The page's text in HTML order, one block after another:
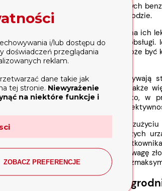
istotne jest porównanie opcji zasilanych
na efektywność pracy w ogrodzie.
ogrodniczych ze względu na ich
mobilności oraz łatwości
się na efektywną pracę. Wadą może
żywotnością, co sprawia, że bywają
glebogryzarki. Ich zaletą jest także
modelach tych maszyn. Ponadto, w
wyborem ze względu na ich
użytkowaniu, dzięki niższemu
może być ograniczeniem w lżejszych
od specyfiki pracy i preferencji
mobilność i łatwość obsługi są na wagę
i długotrwała wydajność mogą
silników w narzędziach
i/lub dostępu do
doświadczeń przeglądania
reklam.
dane takie jak
tej stronie. Niewyrażenie
na niektóre funkcje i
ZOBACZ PREFERENCJE